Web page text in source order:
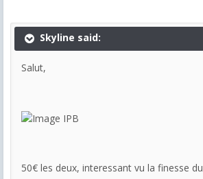
Skyline said:
Salut,
50€ les deux, interessant vu la finesse